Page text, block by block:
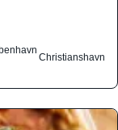
Christianshavn